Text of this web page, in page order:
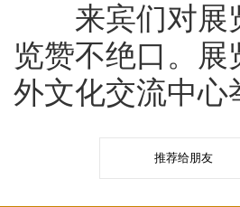
来宾们对展览
览赞不绝口。展
外文化交流中心
推荐给朋友